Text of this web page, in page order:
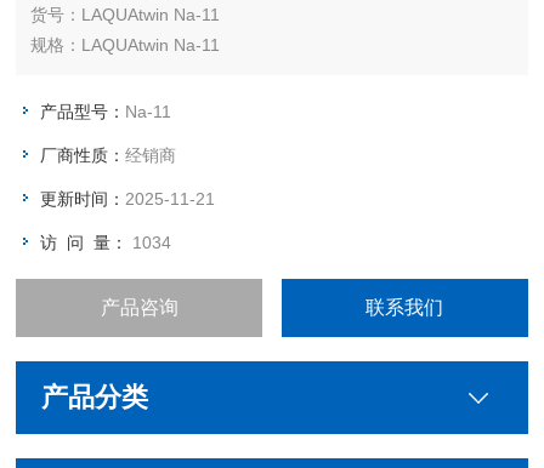
货号：LAQUAtwin Na-11
规格：LAQUAtwin Na-11
产品型号： Na-11
厂商性质：经销商
更新时间： 2025-11-21
访 问 量： 1034
产品咨询 联系我们
产品分类